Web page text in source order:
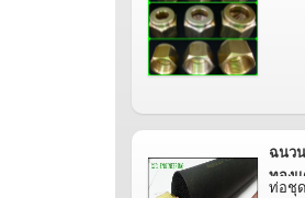
เดินท่อระบบปรับอากาศ
ไอดรอลิค ฯลฯ
Last Update : 18/07/2026
ฉนว
ทอง
ท่อชุ